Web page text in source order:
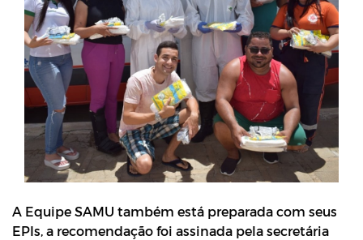
A Equipe SAMU também está preparada com seus
EPIs, a recomendação foi assinada pela secretária